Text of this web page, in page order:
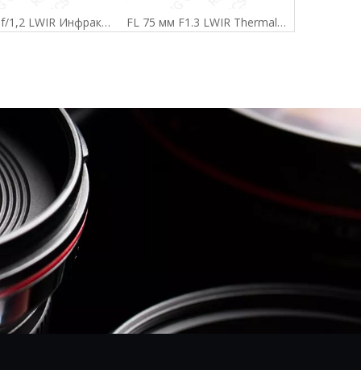
FL 50 мм f/1,2 LWIR Инфракрасная тепловая линза для 640x512-17um FL 75 мм F1.3 LWIR Thermal Lens для 640x512-17UM